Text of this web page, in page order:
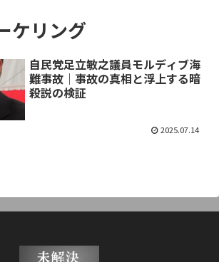
ケリング
自民党足立敏之議員モルディブ海
難事故｜事故の真相と浮上する暗
殺説の検証
2025.07.14